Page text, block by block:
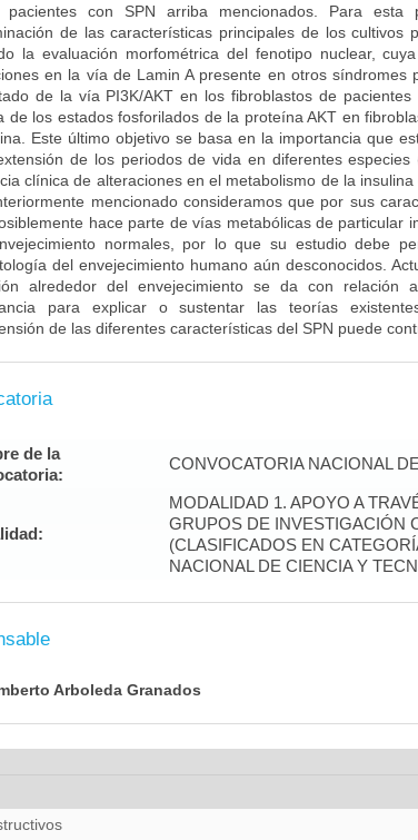
pacientes con SPN arriba mencionados. Para
de las características principales de los cultivos
la evaluación morfométrica del fenotipo nuclear,
en la vía de Lamin A presente en otros síndromes
de la vía PI3K/AKT en los fibroblastos de
de los estados fosforilados de la proteína AKT en
Este último objetivo se basa en la importancia que
de los periodos de vida en diferentes
clínica de alteraciones en el metabolismo de la
mencionado consideramos que por sus
hace parte de vías metabólicas de particular
normales, por lo que su estudio debe
del envejecimiento humano aún desconocidos.
alrededor del envejecimiento se da con
para explicar o sustentar las teorías
de las diferentes características del SPN puede
de la
CONVOCATORIA NACIONAL
MODALIDAD 1. APOYO A
GRUPOS DE INVESTIGACIÓN
(CLASIFICADOS EN
NACIONAL DE CIENCIA Y
Arboleda Granados